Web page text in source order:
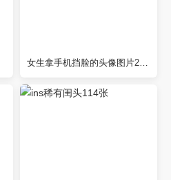
女生拿手机挡脸的头像图片24张，神秘感十足